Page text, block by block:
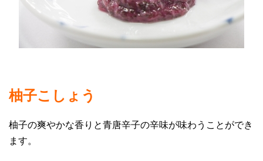
柚子こしょう
柚子の爽やかな香りと青唐辛子の辛味が味わうことができ
ます。